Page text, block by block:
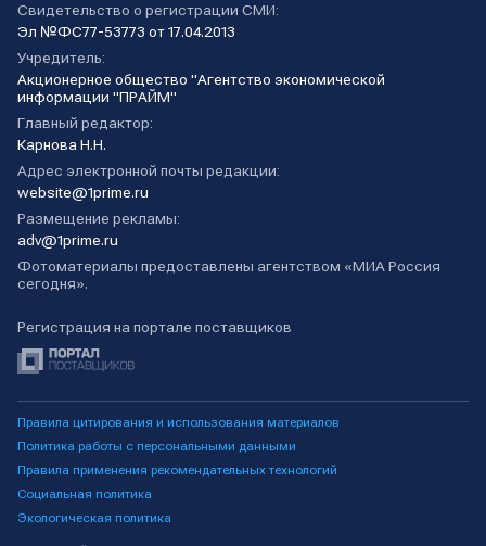
Свидетельство о регистрации СМИ:
Эл №ФС77-53773 от 17.04.2013
Учредитель:
Акционерное общество "Агентство экономической
информации "ПРАЙМ"
Главный редактор:
Карнова Н.Н.
Адрес электронной почты редакции:
website@1prime.ru
Размещение рекламы:
adv@1prime.ru
Фотоматериалы предоставлены агентством «МИА Россия
сегодня».
Регистрация на портале поставщиков
Правила цитирования и использования материалов
Политика работы с персональными данными
Правила применения рекомендательных технологий
Социальная политика
Экологическая политика